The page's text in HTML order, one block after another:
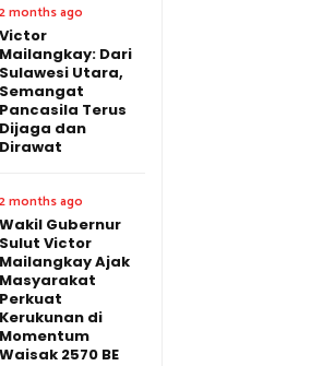
2 months ago
Victor
Mailangkay: Dari
Sulawesi Utara,
Semangat
Pancasila Terus
Dijaga dan
Dirawat
2 months ago
Wakil Gubernur
Sulut Victor
Mailangkay Ajak
Masyarakat
Perkuat
Kerukunan di
Momentum
Waisak 2570 BE